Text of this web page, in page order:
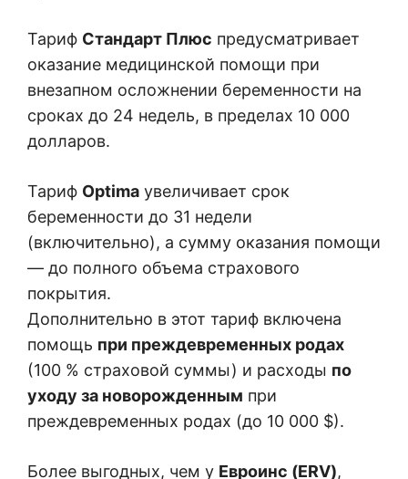
Тариф Стандарт Плюс предусматривает
оказание медицинской помощи при
внезапном осложнении беременности на
сроках до 24 недель, в пределах 10 000
долларов.
Тариф Optima увеличивает срок
беременности до 31 недели
(включительно), а сумму оказания помощи
— до полного объема страхового
покрытия.
Дополнительно в этот тариф включена
помощь при преждевременных родах
(100 % страховой суммы) и расходы по
уходу за новорожденным при
преждевременных родах (до 10 000 $).
Более выгодных, чем у Евроинс (ERV),